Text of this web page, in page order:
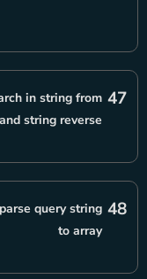
47
in string from
string reverse
48
query string
to array